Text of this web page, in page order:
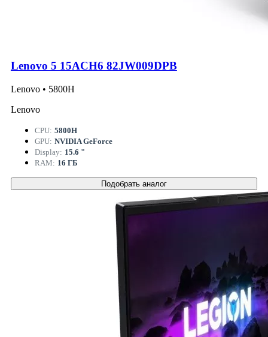
Lenovo 5 15ACH6 82JW009DPB
Lenovo • 5800H
Lenovo
CPU: 5800H
GPU: NVIDIA GeForce
Display: 15.6 "
RAM: 16 ГБ
Подобрать аналог